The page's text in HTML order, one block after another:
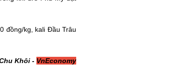
đồng/kg, kali Đầu Trâu
Khôi - VnEconomy